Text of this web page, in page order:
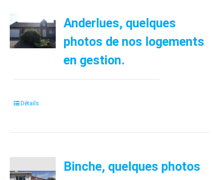
Anderlues, quelques
photos de nos logements
en gestion.
Détails
Binche, quelques photos